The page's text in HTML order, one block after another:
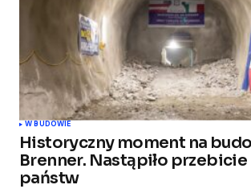
W BUDOWIE
Historyczny moment na
Brenner. Nastąpiło
państw